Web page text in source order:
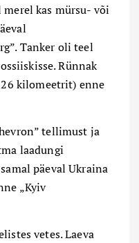
kas mürsu- või
Tanker oli teel
Rünnak
kilomeetrit) enne
tellimust ja
laadungi
päeval Ukraina
„Kyiv
vetes. Laeva